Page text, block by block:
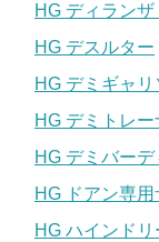
HG ディラン
HG デスルター
HG デミギャリ
HG デミトレー
HG デミバー
HG ドアン専用
HG ハインドリ